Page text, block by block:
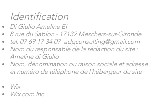
Identification
Di Giulio Ameline EI
8 rue du Sablon - 17132 Meschers-sur-Gironde
tel: 07 69 17 34 07 adgconsulting@gmail.com
Nom du responsable de la rédaction du site :
Ameline di Giulio
Nom, dénomination ou raison sociale et adresse
et numéro de téléphone de l'hébergeur du site
Wix
Wix.com Inc.